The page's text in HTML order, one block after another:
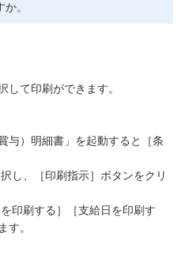
。
して印刷ができます。
与）明細書」を起動すると［条
し、［印刷指示］ボタンをクリ
印刷する］［支給日を印刷す
す。